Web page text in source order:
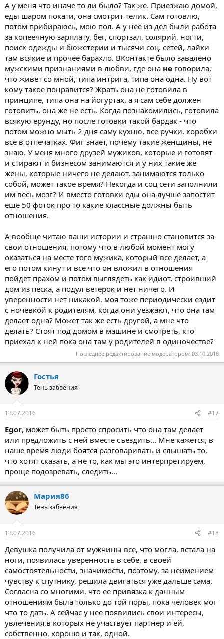
А у меня что иначе то ли было? Так же. Приезжаю домой,
еды шаром покати, она смотрит телик. Сам готовлю,
потом прибираюсь, мою пол. А у нее из дел были работа
за копеечную зарплату, бег, спортзал, солярий, ногти,
поиск одежды и бюжетерии и тысячи соц. сетей, лайки
там всякие и прочее барахло. ВКонтакте было завалено
мужскими признаниями в любви, где она не говорила,
что живет со мной, типа интрига, типа она одна. Ну вот
кому такое понравится? Жрать она не готовила в
принципе, типа она на йогуртах, а я сам себе должен
готовить, она же не есть. Когда познакомились, готовила
всякую ерунду, но после готовки такой бардак - что
потом можно мыть 2 дня саму кухню, все ручки, коробки
все в отпечатках. Фиг знает, почему такие женщины, не
знаю. У меня много друзей мужиков, которые и готовят
и стирают и бизнесом занимаются и у них такие же
жены, которые ничего не делают, занимаются только
собой, может такое время? Некогда и соц сети заполнили
им весь мозг? И вместо готовки еды она лучше запостит
еще 50 фоток про то какие классные должны быть
отношения.
А вообще читаю ваши истории и страшно становится за
свои отношения, потому что в любой момент могу
оказаться на месте того мужика, который все делает, а
его потом кинут и все что он вложил в отношения
пойдет прахом и потом выглядеть как идиот, строивший
дом из песка, а подул ветерок и нет ничего. И
уверенности нет никакой, моя тоже периодически ездит
с ночевкой к родителям, когда они уезжают, что она там
делает одна? Может так же есть другой, а мне что
делать? Стоят под домом в машине и смотреть, кто
приехал к ней пока она там у родителей в одиночестве?
Последнее редактирование модератором: 03.10.2018
Гостья
Тень забвения
13.07.2016 #17
Egor, может быть просто спросить что она там делает
или предложить с ней вместе съездить... Мне кажется, в
наше время люди боятся разговаривать и слышать то,
что хотят сказать, а не то, как мы это интерпретируем,
проще подозревать, следить...
Мария86
Тень забвения
13.07.2016 #18
Девушка получила от мужчины все, что могла, встала на
ноги, появилась уверенность в себе, в своей
самостоятельности, значимости, поэтому, за неимением
чувству к спутнику, решила двигаться уже дальше сама.
Согласна со многими, что ее привязка к данным
отношениям была только до той поры, пока человек мог
что-то дать. А сейчас у нее появились свои интересы,
увлечения,в которых не участвует партнер и ей,
собственно, хорошо и так, одной.